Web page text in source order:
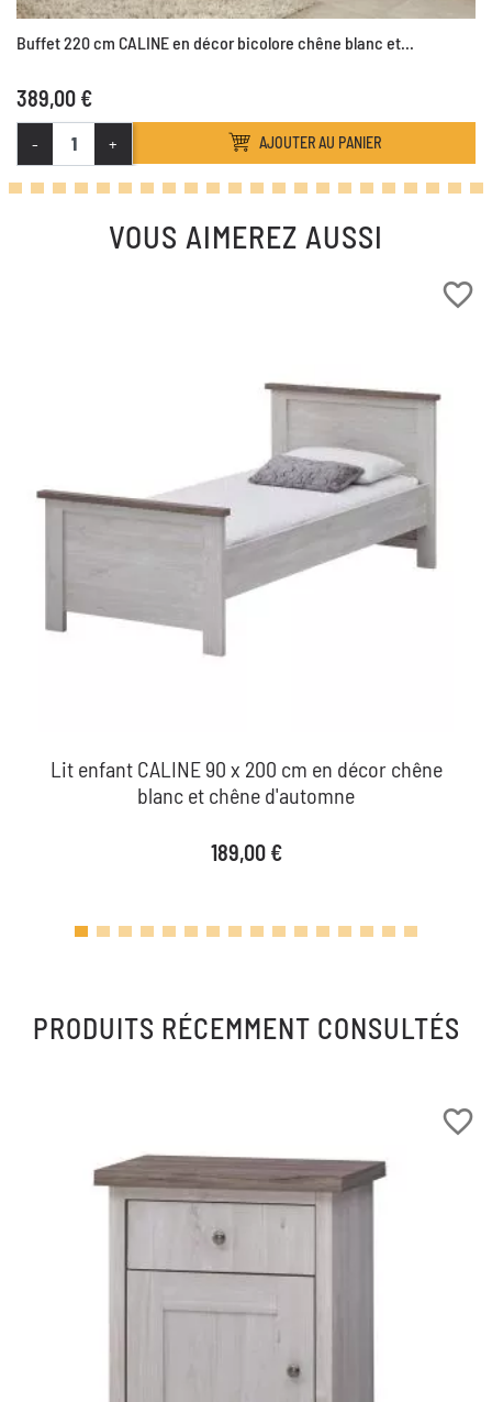
Buffet 220 cm CALINE en décor bicolore chêne blanc et...
389,00 €
- + AJOUTER AU PANIER
VOUS AIMEREZ AUSSI
favorite_border
Lit enfant CALINE 90 x 200 cm en décor chêne
blanc et chêne d'automne
Prix
189,00 €
PRODUITS RÉCEMMENT CONSULTÉS
favorite_border